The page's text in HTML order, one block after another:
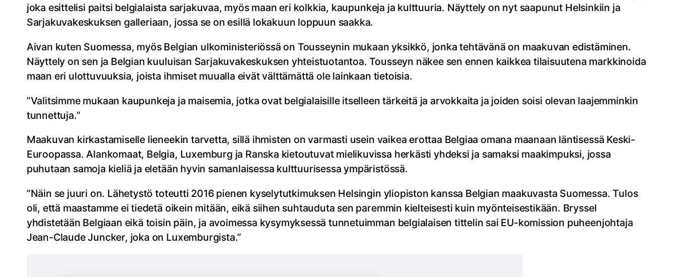
joka esittelisi paitsi belgialaista sarjakuvaa, myös maan eri kolkkia, kaupunkeja ja kulttuuria. Näyttely on nyt saapunut Helsinkiin ja
Sarjakuvakeskuksen galleriaan, jossa se on esillä lokakuun loppuun saakka.
Aivan kuten Suomessa, myös Belgian ulkoministeriössä on Tousseynin mukaan yksikkö, jonka tehtävänä on maakuvan edistäminen.
Näyttely on sen ja Belgian kuuluisan Sarjakuvakeskuksen yhteistuotantoa. Tousseyn näkee sen ennen kaikkea tilaisuutena markkinoida
maan eri ulottuvuuksia, joista ihmiset muualla eivät välttämättä ole lainkaan tietoisia.
”Valitsimme mukaan kaupunkeja ja maisemia, jotka ovat belgialaisille itselleen tärkeitä ja arvokkaita ja joiden soisi olevan laajemminkin
tunnettuja.”
Maakuvan kirkastamiselle lieneekin tarvetta, sillä ihmisten on varmasti usein vaikea erottaa Belgiaa omana maanaan läntisessä Keski-
Euroopassa. Alankomaat, Belgia, Luxemburg ja Ranska kietoutuvat mielikuvissa herkästi yhdeksi ja samaksi maakimpuksi, jossa
puhutaan samoja kieliä ja eletään hyvin samanlaisessa kulttuurisessa ympäristössä.
”Näin se juuri on. Lähetystö toteutti 2016 pienen kyselytutkimuksen Helsingin yliopiston kanssa Belgian maakuvasta Suomessa. Tulos
oli, että maastamme ei tiedetä oikein mitään, eikä siihen suhtauduta sen paremmin kielteisesti kuin myönteisestikään. Bryssel
yhdistetään Belgiaan eikä toisin päin, ja avoimessa kysymyksessä tunnetuimman belgialaisen tittelin sai EU-komission puheenjohtaja
Jean-Claude Juncker, joka on Luxemburgista.”